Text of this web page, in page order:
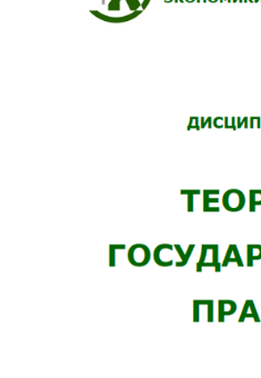
Студентам
09.04.03 Прикладная
38.03.04 Государственное
управление 3,5 года
38.03.04 Государственное
управление 5 лет
38.04.03 Управление